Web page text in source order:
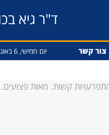
ד"ר גיא
צור קשר יום חמישי, 6 באוגוסט, 2026